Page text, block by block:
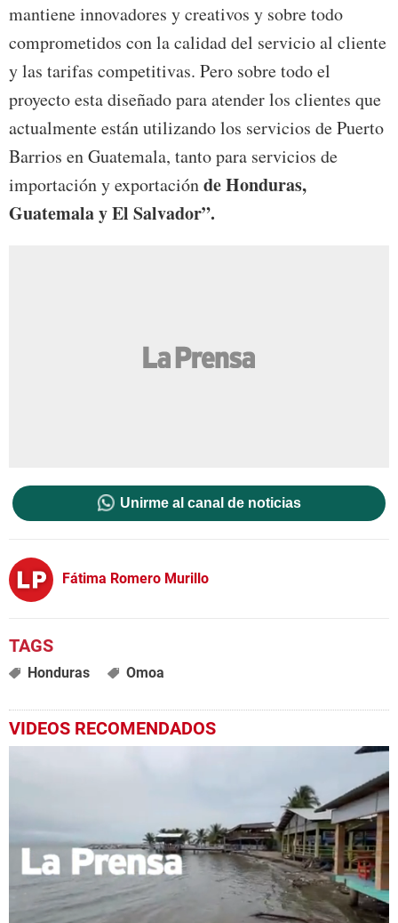
mantiene innovadores y creativos y sobre todo
comprometidos con la calidad del servicio al cliente
y las tarifas competitivas. Pero sobre todo el
proyecto esta diseñado para atender los clientes que
actualmente están utilizando los servicios de Puerto
Barrios en Guatemala, tanto para servicios de
importación y exportaciónde Honduras,
Guatemala y El Salvador”.
Unirme al canal de noticias
Fátima Romero Murillo
Honduras Omoa
VIDEOS RECOMENDADOS